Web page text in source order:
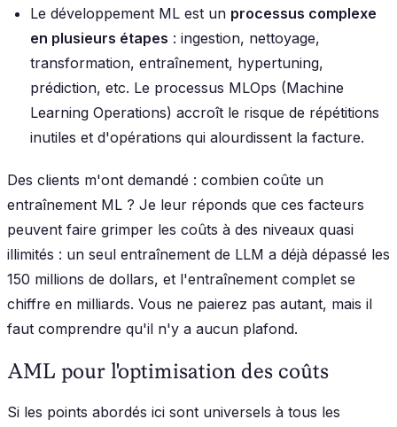
Le développement ML est un processus complexe
en plusieurs étapes : ingestion, nettoyage,
transformation, entraînement, hypertuning,
prédiction, etc. Le processus MLOps (Machine
Learning Operations) accroît le risque de répétitions
inutiles et d'opérations qui alourdissent la facture.
Des clients m'ont demandé : combien coûte un
entraînement ML ? Je leur réponds que ces facteurs
peuvent faire grimper les coûts à des niveaux quasi
illimités : un seul entraînement de LLM a déjà dépassé les
150 millions de dollars, et l'entraînement complet se
chiffre en milliards. Vous ne paierez pas autant, mais il
faut comprendre qu'il n'y a aucun plafond.
AML pour l'optimisation des coûts
Si les points abordés ici sont universels à tous les